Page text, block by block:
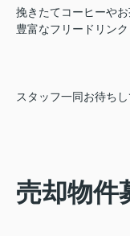
挽きたてコーヒーや
豊富なフリードリン
スタッフ一同お待ち
売却物件